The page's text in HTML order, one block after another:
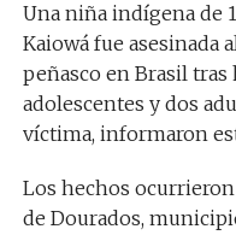
Una niña indígena de
Kaiowá fue asesinada
peñasco en Brasil
adolescentes y dos
víctima, informaron
Los hechos
de Dourados,